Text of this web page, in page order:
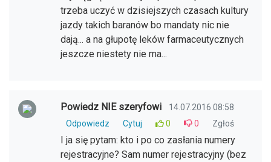
trzeba uczyć w dzisiejszych czasach kultury
jazdy takich baranów bo mandaty nic nie
dają... a na głupotę leków farmaceutycznych
jeszcze niestety nie ma...
Powiedz NIE szeryfowi
14.07.2016 08:58
Odpowiedz
Cytuj 0 0 Zgłoś
I ja się pytam: kto i po co zasłania numery
rejestracyjne? Sam numer rejestracyjny (bez